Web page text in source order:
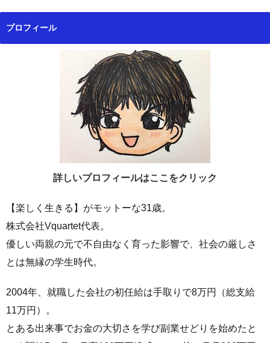
プロフィール
詳しいプロフィールはここをクリック
【楽しく生きる】がモットーな31歳。
株式会社Vquartet代表。
優しい両親の元で不自由なく育った影響で、社会の厳しさ
とは無縁の学生時代。
2004年、就職した会社の初任給は手取りで8万円（総支給
11万円）。
とある出来事でお金の大切さを学び副業せどりを始めたと